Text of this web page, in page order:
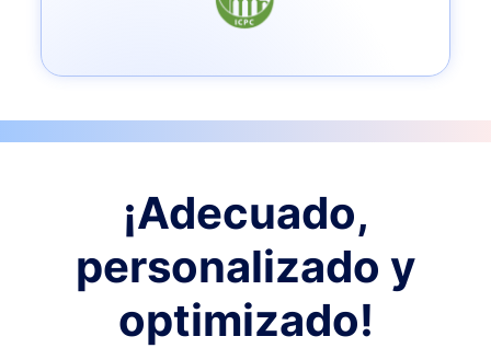
¡Adecuado,
personalizado y
optimizado!